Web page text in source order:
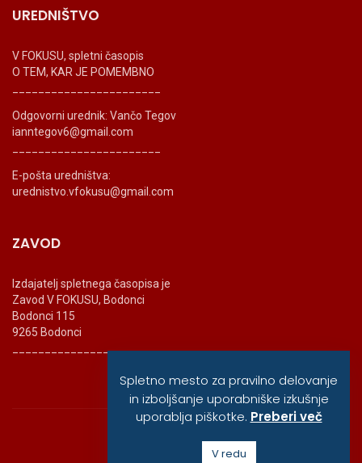
UREDNIŠTVO
V FOKUSU, spletni časopis
O TEM, KAR JE POMEMBNO
Odgovorni urednik: Vančo Tegov
ianntegov6@gmail.com
E-pošta uredništva:
urednistvo.vfokusu@gmail.com
ZAVOD
Izdajatelj spletnega časopisa je
Zavod V FOKUSU, Bodonci
Bodonci 115
9265 Bodonci
_______________________
© vfokusu, 2020
Spletno mesto za pravilno delovanje
in izboljšanje uporabniške izkušnje
uporablja piškotke. Preberi več
V redu